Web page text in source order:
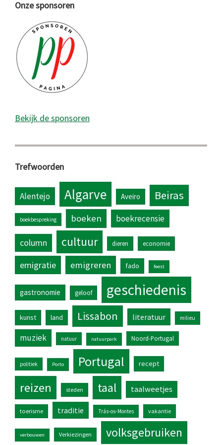
Onze sponsoren
Bekijk de sponsoren
Trefwoorden
Alentejo Algarve Aveiro Beiras
boekbespreking boeken boekrecensie
column cultuur dieren economie
emigratie emigreren fado feest
gastronomie geloof geschiedenis
kunst land Lissabon literatuur milieu
muziek natuur natuurpark Noord-Portugal
politiek Porto Portugal recept
reizen steden taal taalweetjes
toerisme traditie Trás-os-Montes vakantie
verbouwen Verkiezingen volksgebruiken